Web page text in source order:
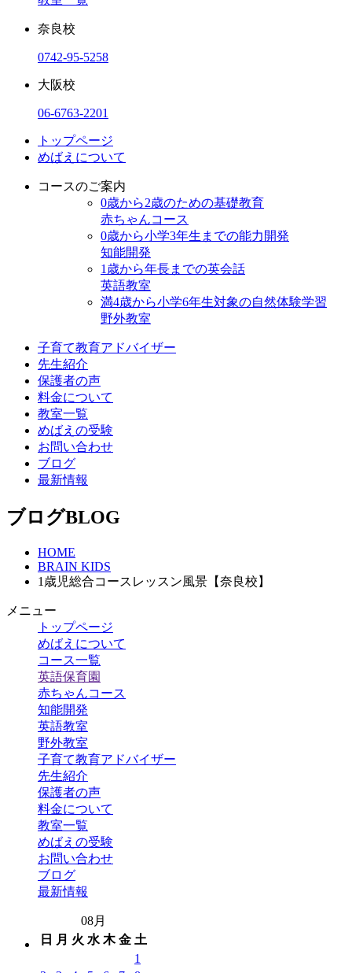
奈良校
0742-95-5258
大阪校
06-6763-2201
トップページ
めばえについて
コースのご案内
0歳から2歳のための基礎教育
赤ちゃんコース
0歳から小学3年生までの能力開発
知能開発
1歳から年⻑までの英会話
英語教室
満4歳から小学6年生対象の自然体験学習
野外教室
子育て教育アドバイザー
先生紹介
保護者の声
料金について
教室一覧
めばえの受験
お問い合わせ
ブログ
最新情報
ブログBLOG
HOME
BRAIN KIDS
1歳児総合コースレッスン風景【奈良校】
メニュー
トップページ
めばえについて
コース一覧
英語保育園
赤ちゃんコース
知能開発
英語教室
野外教室
子育て教育アドバイザー
先生紹介
保護者の声
料金について
教室一覧
めばえの受験
お問い合わせ
ブログ
最新情報
08月
日
月 火 水 木 金 土
1